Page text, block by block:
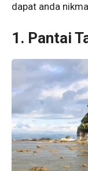
dapat anda
1. Pantai